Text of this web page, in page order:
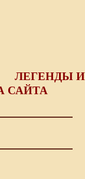
ЛЕГЕНДЫ И
САЙТА